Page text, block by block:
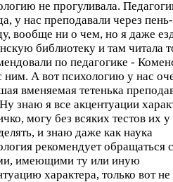
не прогуливала.
у нас преподавали через пень-
вообще ни о чем, но я даже
библиотеку и там читала
по педагогике -
ним. А вот психологию у нас
вменяемая тетенька
знаю я все акцентуации
могу без всяких тестов их у
и знаю даже как наука
рекомендует обращаться с
имеющими ту или иную
характера, только вот не